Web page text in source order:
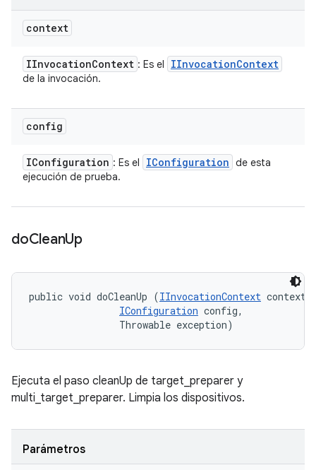
context
IInvocationContext : Es el IInvocationContext
de la invocación.
config
IConfiguration : Es el IConfiguration de esta
ejecución de prueba.
doCleanUp
public void doCleanUp (IInvocationContext
IConfiguration config,
                Throwable exception)
Ejecuta el paso cleanUp de target_preparer y
multi_target_preparer. Limpia los dispositivos.
Parámetros